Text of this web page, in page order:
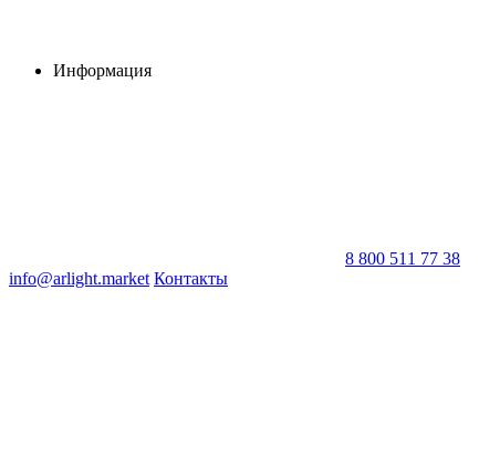
Информация
8 800 511 77 38
info@arlight.market Контакты